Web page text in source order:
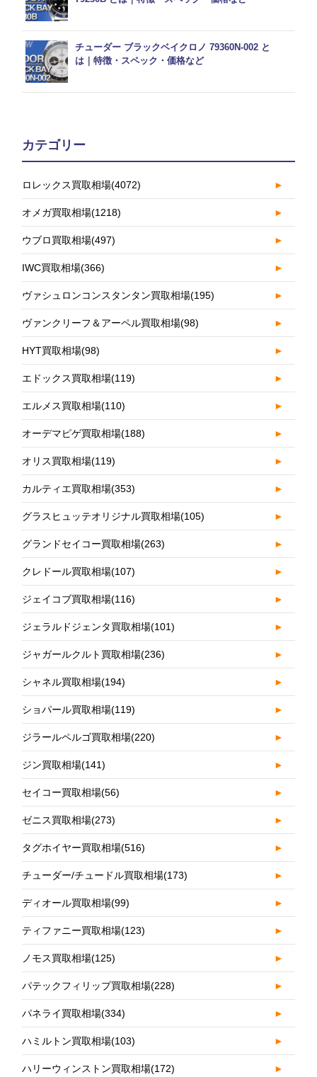
チューダー ブラックベイクロノ 79360N-002 と
は｜特徴・スペック・価格など
カテゴリー
ロレックス買取相場(4072) ►
オメガ買取相場(1218) ►
ウブロ買取相場(497) ►
IWC買取相場(366) ►
ヴァシュロンコンスタンタン買取相場(195) ►
ヴァンクリーフ＆アーペル買取相場(98) ►
HYT買取相場(98) ►
エドックス買取相場(119) ►
エルメス買取相場(110) ►
オーデマピゲ買取相場(188) ►
オリス買取相場(119) ►
カルティエ買取相場(353) ►
グラスヒュッテオリジナル買取相場(105) ►
グランドセイコー買取相場(263) ►
クレドール買取相場(107) ►
ジェイコブ買取相場(116) ►
ジェラルドジェンタ買取相場(101) ►
ジャガールクルト買取相場(236) ►
シャネル買取相場(194) ►
ショパール買取相場(119) ►
ジラールペルゴ買取相場(220) ►
ジン買取相場(141) ►
セイコー買取相場(56) ►
ゼニス買取相場(273) ►
タグホイヤー買取相場(516) ►
チューダー/チュードル買取相場(173) ►
ディオール買取相場(99) ►
ティファニー買取相場(123) ►
ノモス買取相場(125) ►
パテックフィリップ買取相場(228) ►
パネライ買取相場(334) ►
ハミルトン買取相場(103) ►
ハリーウィンストン買取相場(172) ►